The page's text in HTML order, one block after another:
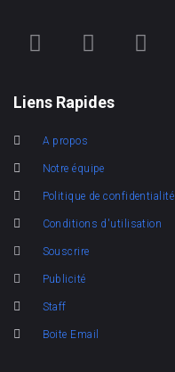
Liens Rapides
A propos
Notre équipe
Politique de confidentialité
Conditions d'utilisation
Souscrire
Publicité
Staff
Boite Email